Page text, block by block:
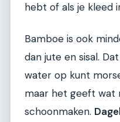
hebt of als je kleed
Bamboe is ook
dan jute en sisal.
water op kunt
maar het geeft wat
schoonmaken.